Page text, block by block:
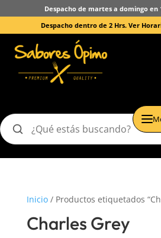
Despacho de martes a domingo en
Despacho dentro de 2 Hrs.Ver
Buscar
Inicio/ Productos etiquetados
Charles Grey